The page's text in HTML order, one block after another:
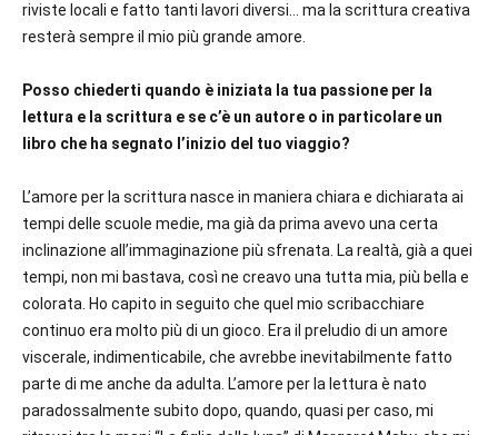
riviste locali e fatto tanti lavori diversi… ma la scrittura creativa
resterà sempre il mio più grande amore.
Posso chiederti quando è iniziata la tua passione per la
lettura e la scrittura e se c’è un autore o in particolare un
libro che ha segnato l’inizio del tuo viaggio?
L’amore per la scrittura nasce in maniera chiara e dichiarata ai
tempi delle scuole medie, ma già da prima avevo una certa
inclinazione all’immaginazione più sfrenata. La realtà, già a quei
tempi, non mi bastava, così ne creavo una tutta mia, più bella e
colorata. Ho capito in seguito che quel mio scribacchiare
continuo era molto più di un gioco. Era il preludio di un amore
viscerale, indimenticabile, che avrebbe inevitabilmente fatto
parte di me anche da adulta. L’amore per la lettura è nato
paradossalmente subito dopo, quando, quasi per caso, mi